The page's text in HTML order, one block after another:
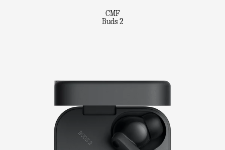
CMF
Buds 2